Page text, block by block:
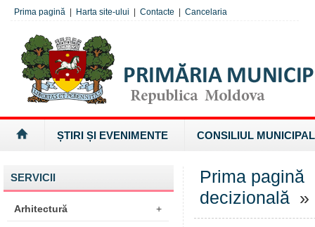
Prima pagină Harta site-ului Contacte Cancelaria
ȘTIRI ȘI EVENIMENTE CONSILIUL MUNICIPAL
SERVICII
Arhitectură +
Prima pagină
decizională »